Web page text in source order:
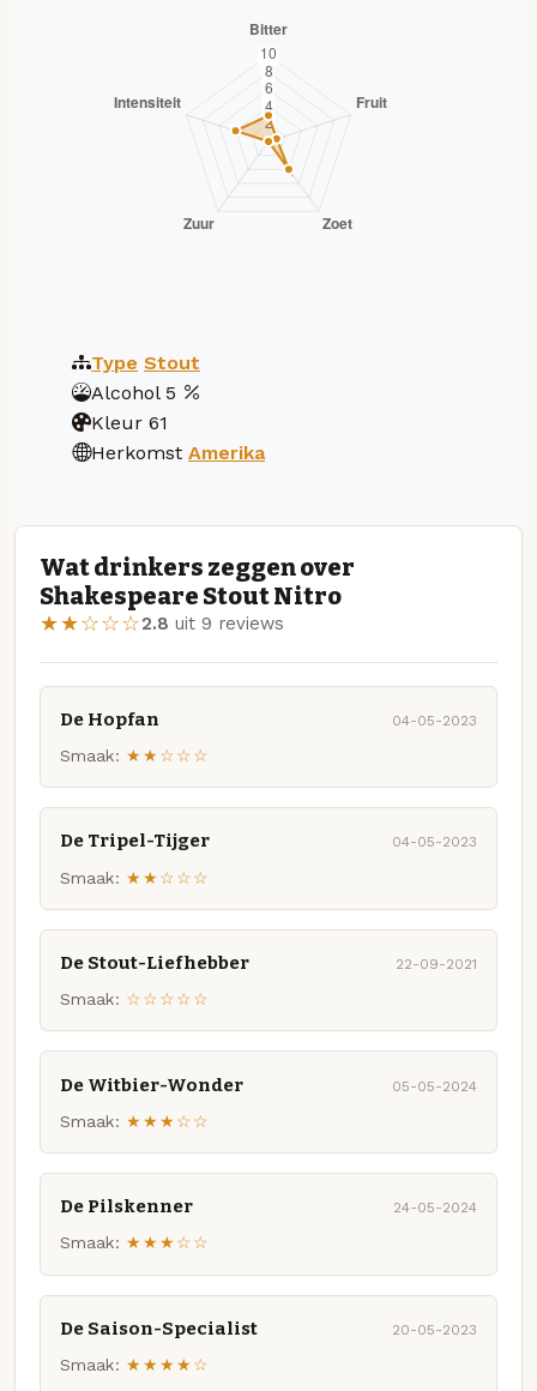
Type Stout
Alcohol 5
Kleur 61
Herkomst Amerika
Wat drinkers zeggen over
Shakespeare Stout Nitro
★★☆☆☆2.8 uit 9 reviews
De Hopfan 04-05-2023
Smaak: ★★☆☆☆
De Tripel-Tijger 04-05-2023
Smaak: ★★☆☆☆
De Stout-Liefhebber 22-09-2021
Smaak: ☆☆☆☆☆
De Witbier-Wonder 05-05-2024
Smaak: ★★★☆☆
De Pilskenner 24-05-2024
Smaak: ★★★☆☆
De Saison-Specialist 20-05-2023
Smaak: ★★★★☆